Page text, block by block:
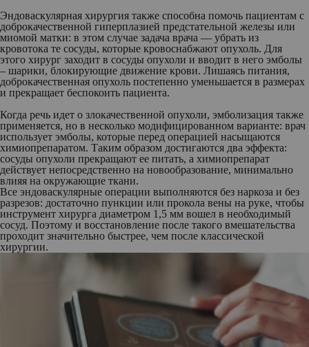
Эндоваскулярная хирургия также способна помочь пациентам с
доброкачественной гиперплазией предстательной железы или
миомой матки: в этом случае задача врача — убрать из
кровотока те сосуды, которые кровоснабжают опухоль. Для
этого хирург заходит в сосуды опухоли и вводит в него эмболы
– шарики, блокирующие движение крови. Лишаясь питания,
доброкачественная опухоль постепенно уменьшается в размерах
и прекращает беспокоить пациента.
Когда речь идет о злокачественной опухоли, эмболизация также
применяется, но в несколько модифицированном варианте: врач
использует эмболы, которые перед операцией насыщаются
химиопрепаратом. Таким образом достигаются два эффекта:
сосуды опухоли прекращают ее питать, а химиопрепарат
действует непосредственно на новообразование, минимально
влияя на окружающие ткани.
Все эндоваскулярные операции выполняются без наркоза и без
разрезов: достаточно пункции или прокола вены на руке, чтобы
инструмент хирурга диаметром 1,5 мм вошел в необходимый
сосуд. Поэтому и восстановление после такого вмешательства
проходит значительно быстрее, чем после классической
хирургии.